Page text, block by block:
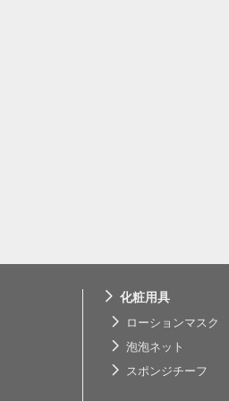
化粧用具
ローションマスク
泡泡ネット
スポンジチーフ